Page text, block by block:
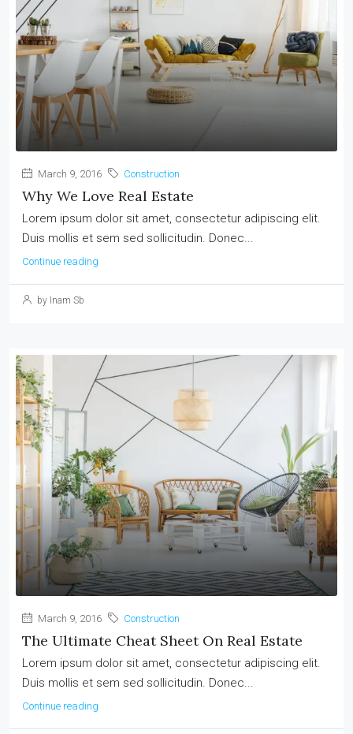
March 9, 2016 Construction
Why We Love Real Estate
Lorem ipsum dolor sit amet, consectetur adipiscing elit.
Duis mollis et sem sed sollicitudin. Donec...
Continue reading
by Inam Sb
March 9, 2016 Construction
The Ultimate Cheat Sheet On Real Estate
Lorem ipsum dolor sit amet, consectetur adipiscing elit.
Duis mollis et sem sed sollicitudin. Donec...
Continue reading